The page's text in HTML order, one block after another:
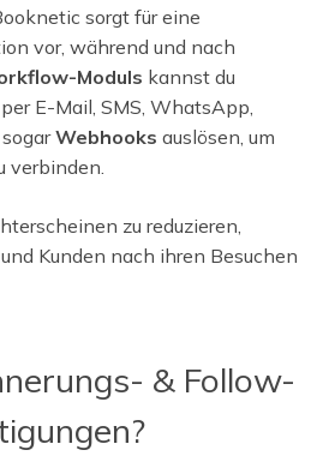
sorgt für eine
vor, während und nach
Moduls kannst du
E-Mail, SMS, WhatsApp,
Webhooks auslösen, um
verbinden.
zu reduzieren,
Kunden nach ihren Besuchen
& Follow-